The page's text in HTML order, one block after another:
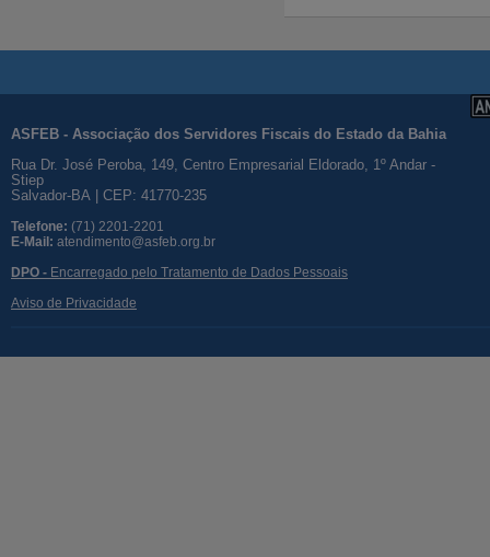
ASFEB - Associação dos Servidores Fiscais do Estado da Bahia
Rua Dr. José Peroba, 149, Centro Empresarial Eldorado, 1º Andar -
Stiep
Salvador-BA | CEP: 41770-235
Telefone: (71) 2201-2201
E-Mail: atendimento@asfeb.org.br
DPO - Encarregado pelo Tratamento de Dados Pessoais
Aviso de Privacidade